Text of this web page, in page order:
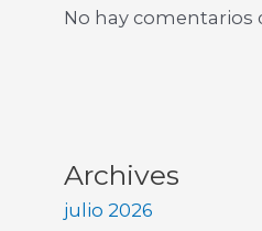
No hay comentarios
Archives
julio 2026